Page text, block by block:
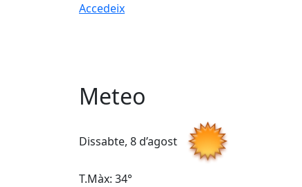
Accedeix
Meteo
Dissabte, 8 d’agost
T.Màx: 34°